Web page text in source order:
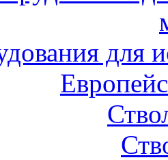
для